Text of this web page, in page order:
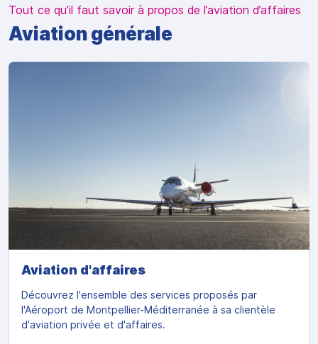
Tout ce qu’il faut savoir à propos de l’aviation d’affaires
Aviation générale
Aviation d'affaires
Découvrez l'ensemble des services proposés par
l'Aéroport de Montpellier-Méditerranée à sa clientèle
d'aviation privée et d'affaires.